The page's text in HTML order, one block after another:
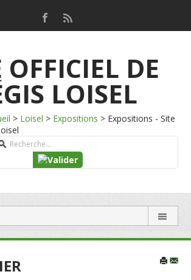
OFFICIEL DE
LOISEL
> Loisel > Expositions > Expositions - Site